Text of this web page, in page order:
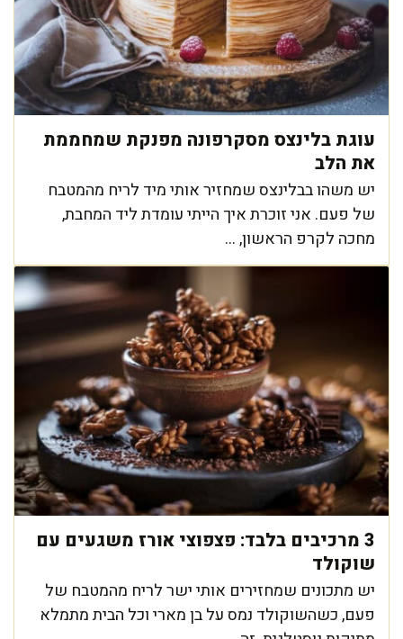
עוגת בלינצס מסקרפונה מפנקת שמחממת
את הלב
יש משהו בבלינצס שמחזיר אותי מיד לריח מהמטבח
של פעם. אני זוכרת איך הייתי עומדת ליד המחבת,
מחכה לקרפ הראשון, ...
3 מרכיבים בלבד: פצפוצי אורז משגעים עם
שוקולד
יש מתכונים שמחזירים אותי ישר לריח מהמטבח של
פעם, כשהשוקולד נמס על בן מארי וכל הבית מתמלא